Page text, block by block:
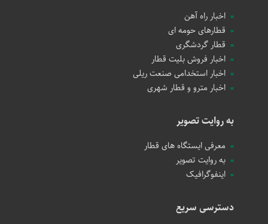
اخبار راه آهن
قطارهای حومه ای
قطار گردشگری
اخبار فروش بلیت قطار
اخبار استخدامی صنعت ریلی
اخبار مترو و قطار شهری
به روایت تصویر
معرفی ایستگاه های قطار
به روایت تصویر
اینفوگرافیک
دسترسی سریع